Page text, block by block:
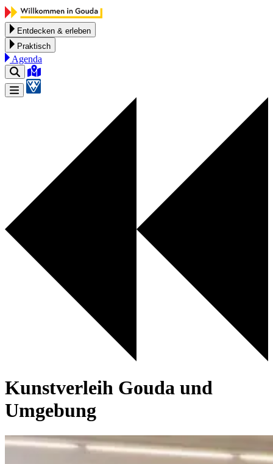
Zum Inhalt springen
Entdecken & erleben
Praktisch
Agenda
Kunstverleih Gouda und
Umgebung